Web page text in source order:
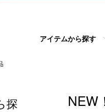
アイテムから探す
NEW
探